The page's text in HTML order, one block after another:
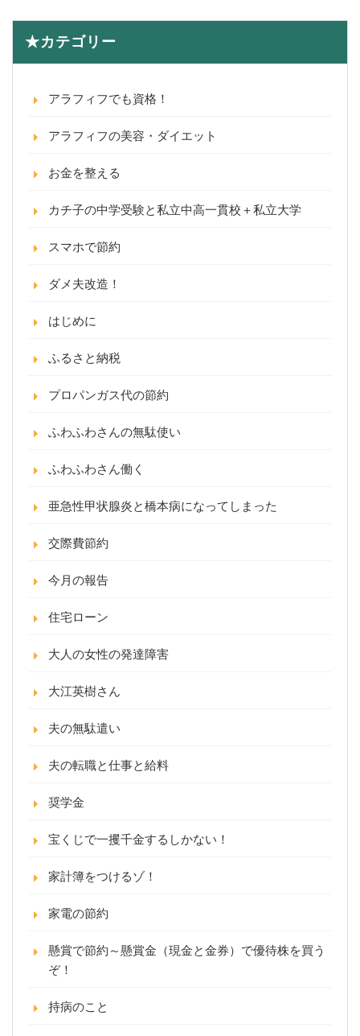
★カテゴリー
アラフィフでも資格！
アラフィフの美容・ダイエット
お金を整える
カチ子の中学受験と私立中高一貫校＋私立大学
スマホで節約
ダメ夫改造！
はじめに
ふるさと納税
プロパンガス代の節約
ふわふわさんの無駄使い
ふわふわさん働く
亜急性甲状腺炎と橋本病になってしまった
交際費節約
今月の報告
住宅ローン
大人の女性の発達障害
大江英樹さん
夫の無駄遣い
夫の転職と仕事と給料
奨学金
宝くじで一攫千金するしかない！
家計簿をつけるゾ！
家電の節約
懸賞で節約～懸賞金（現金と金券）で優待株を買う
ぞ！
持病のこと